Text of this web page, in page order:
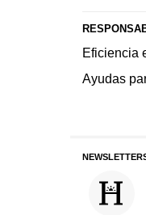
Eficiencia
Ayudas